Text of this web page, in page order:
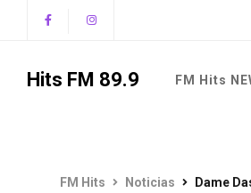
Hits FM 89.9 FM Hits
FM Hits Noticias Dame